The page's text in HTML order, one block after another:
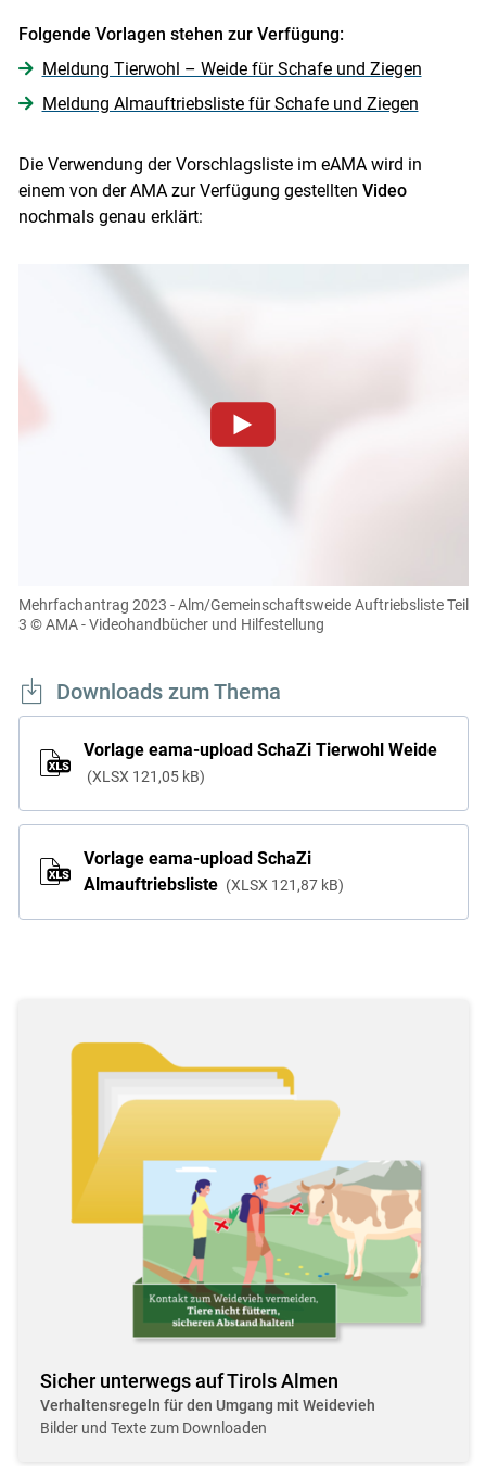
Folgende Vorlagen stehen zur Verfügung:
Meldung Tierwohl – Weide für Schafe und Ziegen
Meldung Almauftriebsliste für Schafe und Ziegen
Die Verwendung der Vorschlagsliste im eAMA wird in
einem von der AMA zur Verfügung gestellten Video
nochmals genau erklärt:
einsehen und korrigieren
Akzeptieren
Cookies Einstellungen
Mehrfachantrag 2023 - Alm/Gemeinschaftsweide Auftriebsliste Teil
3 © AMA - Videohandbücher und Hilfestellung
Downloads zum Thema
Vorlage eama-upload SchaZi Tierwohl Weide
XLSX 121,05 kB
Vorlage eama-upload SchaZi
Almauftriebsliste
XLSX 121,87 kB
Sicher unterwegs auf Tirols Almen
Verhaltensregeln für den Umgang mit Weidevieh
Bilder und Texte zum Downloaden